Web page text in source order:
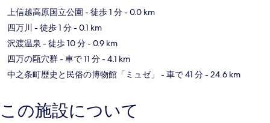
上信越高原国立公園 - 徒歩 1 分- 0.0 km
四万川 - 徒歩 1 分- 0.1 km
沢渡温泉 - 徒歩 10 分- 0.9 km
四万の甌穴群- 車で 11 分- 4.1 km
中之条町歴史と民俗の博物館「ミュゼ」
- 車で 41 分- 24.6 km
この施設について